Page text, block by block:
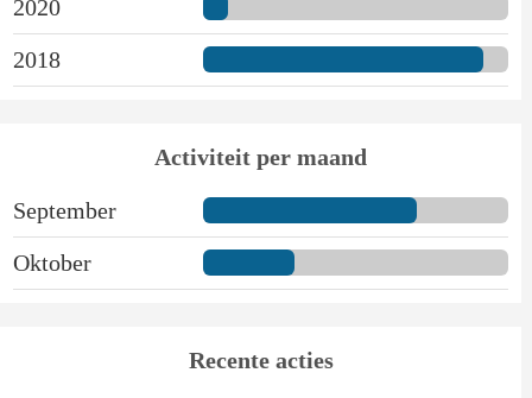
2020
2018
Activiteit per maand
September
Oktober
Recente acties